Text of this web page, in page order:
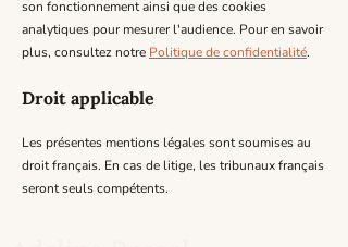
son fonctionnement ainsi que des cookies
analytiques pour mesurer l'audience. Pour en savoir
plus, consultez notre Politique de confidentialité.
Droit applicable
Les présentes mentions légales sont soumises au
droit français. En cas de litige, les tribunaux français
seront seuls compétents.